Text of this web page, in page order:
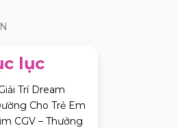
lục
Trí Dream
Cho Trẻ Em
CGV – Thưởng